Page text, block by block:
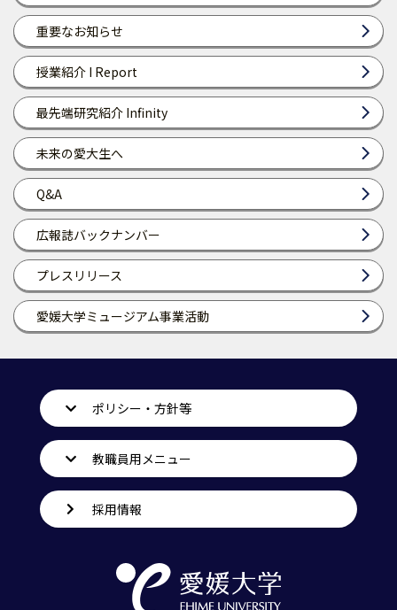
重要なお知らせ
授業紹介 I Report
最先端研究紹介 Infinity
未来の愛大生へ
Q&A
広報誌バックナンバー
プレスリリース
愛媛大学ミュージアム事業活動
ポリシー・方針等
教職員用メニュー
採用情報